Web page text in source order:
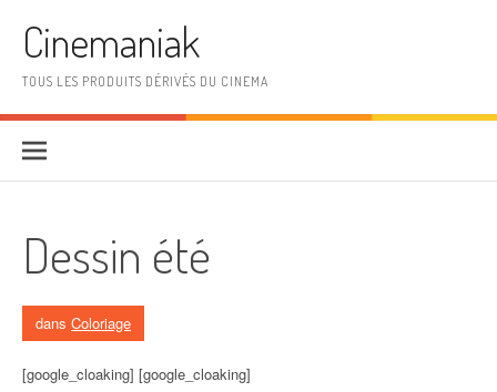
Cinemaniak
TOUS LES PRODUITS DÉRIVÉS DU CINEMA
Dessin été
dans Coloriage
[google_cloaking] [google_cloaking]